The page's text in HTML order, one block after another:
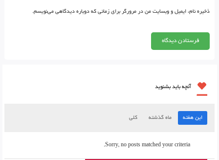
ذخیره نام، ایمیل و وبسایت من در مرورگر برای زمانی که دوباره دیدگاهی می‌نویسم.
آنچه باید بشنوید
این هفته ماه گذشته کلی
Sorry, no posts matched your criteria.